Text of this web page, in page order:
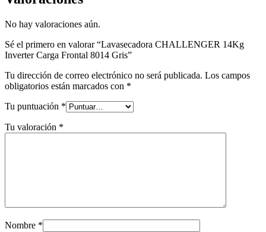
No hay valoraciones aún.
Sé el primero en valorar “Lavasecadora CHALLENGER 14Kg
Inverter Carga Frontal 8014 Gris”
Tu dirección de correo electrónico no será publicada. Los campos
obligatorios están marcados con *
Tu puntuación *
Tu valoración *
Nombre *